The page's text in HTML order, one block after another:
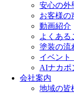
安心の外
お客様の
動画紹介
よくある
塗装の流
イベント
AIナカポ
会社案内
地域の皆